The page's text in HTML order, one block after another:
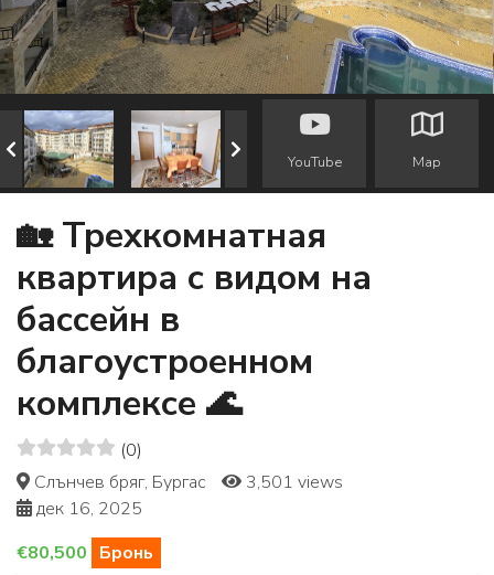
YouTube Map
🏡 Трехкомнатная
квартира с видом на
бассейн в
благоустроенном
комплексе 🌊
(0)
Слънчев бряг, Бургас
3,501 views
дек 16, 2025
€80,500 Бронь